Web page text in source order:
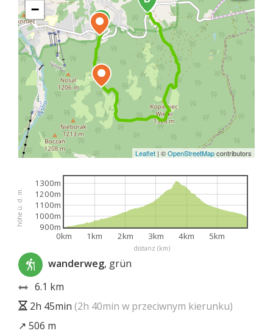
−
Leaflet | ©OpenStreetMapcontributors
distanz (km)
höhe ü. d. m.
0km 1km 2km 3km 4km 5km
900m
1000m
1100m
1200m
1300m
wanderweg, grün
6.1 km
2h 45min (2h 40min w przeciwnym kierunku)
↗ 506 m